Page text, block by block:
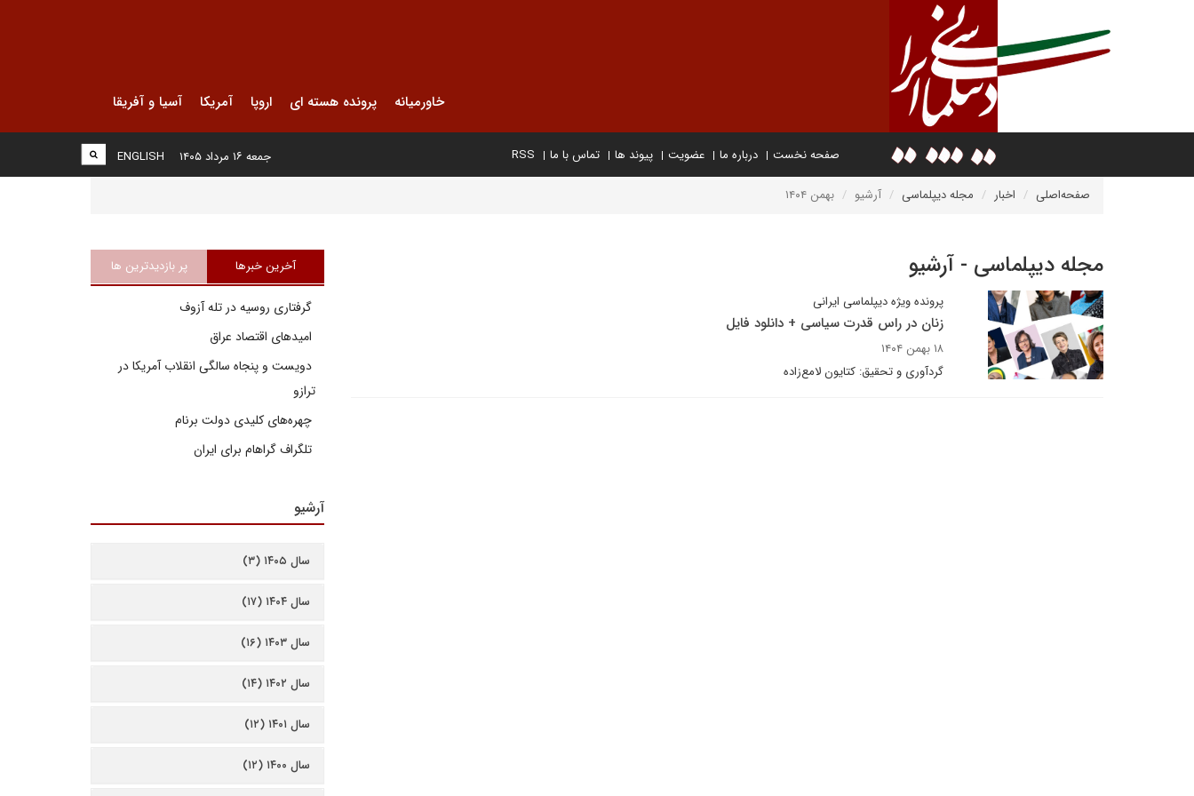
خاورمیانه پرونده هسته ای اروپا آمریکا آسیا و آفریقا
صفحه نخست درباره ما عضویت پیوند ها تماس با ما RSS
ENGLISH جمعه ۱۶ مرداد ۱۴۰۵
صفحه‌اصلی اخبار مجله دیپلماسی آرشیو بهمن ۱۴۰۴
مجله دیپلماسی - آرشیو
پرونده ویژه دیپلماسی ایرانی
زنان در راس قدرت سیاسی + دانلود فایل
۱۸ بهمن ۱۴۰۴
گردآوری و تحقیق: کتایون لامع‌زاده
آخرین خبرها پر بازدیدترین ها
گرفتاری روسیه در تله آزوف
امیدهای اقتصاد عراق
دویست و پنجاه سالگی انقلاب آمریکا در
ترازو
چهره‌های کلیدی دولت برنام
تلگراف گراهام برای ایران
آرشیو
سال ۱۴۰۵ (۳)
سال ۱۴۰۴ (۱۷)
سال ۱۴۰۳ (۱۶)
سال ۱۴۰۲ (۱۴)
سال ۱۴۰۱ (۱۲)
سال ۱۴۰۰ (۱۲)